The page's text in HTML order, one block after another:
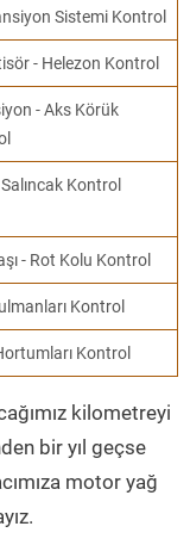
Sistemi Kontrol
- Helezon Kontrol
- Aks Körük
Kontrol
- Rot Kolu Kontrol
Kontrol
Kontrol
kilometreyi
bir yıl geçse
motor yağ